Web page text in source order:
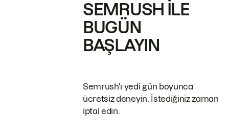
SEMRUSH ILE
BUGÜN
BAŞLAYIN
Semrush'ı yedi gün boyunca
ücretsiz deneyin. İstediğiniz zaman
iptal edin.